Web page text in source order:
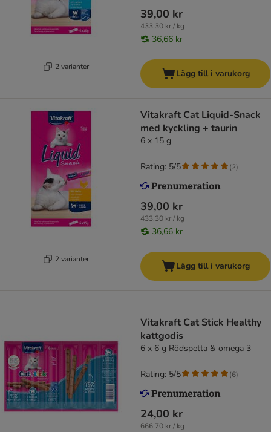
2 varianter
39,00 kr
433,30 kr / kg
36,66 kr
Lägg till i varukorg
2 varianter
Vitakraft Cat Liquid-Snack
med kyckling + taurin
6 x 15 g
39,00 kr
433,30 kr / kg
36,66 kr
Rating: 5/5 (2)
Lägg till i varukorg
Vitakraft Cat Stick Healthy
kattgodis
6 x 6 g Rödspetta & omega 3
24,00 kr
666,70 kr / kg
Rating: 5/5 (6)